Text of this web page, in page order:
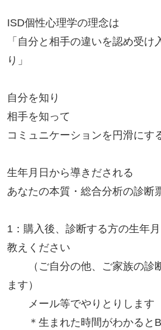
ISD個性心理学の理念は
「自分と相手の違いを認め受け
り」
自分を知り
相手を知って
コミュニケーションを円滑にす
生年月日から導きだされる
あなたの本質・総合分析の診断
1：購入後、診断する方の生年
教えください
（ご自分の他、ご家族の診
ます）
メール等でやりとりします
＊生まれた時間がわかると